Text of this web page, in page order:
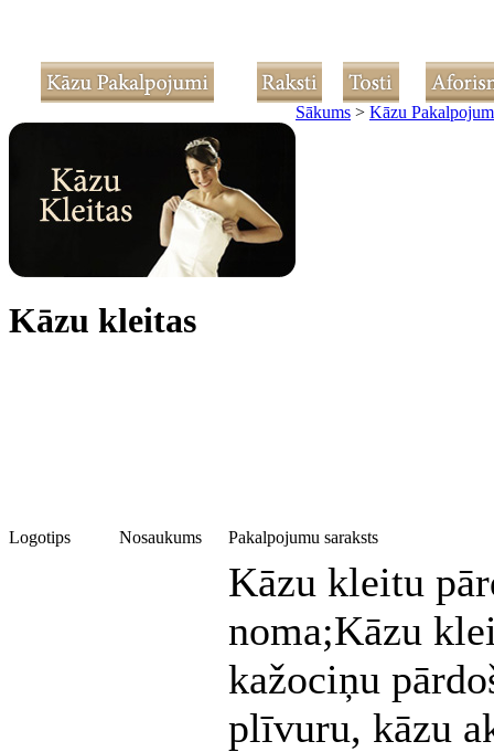
Sākums > Kāzu
Kāzu kleitas
Logotips Nosaukums Pakalpojumu saraksts
Kāzu kleitu
noma;Kāzu
kažociņu
plīvuru, kāzu